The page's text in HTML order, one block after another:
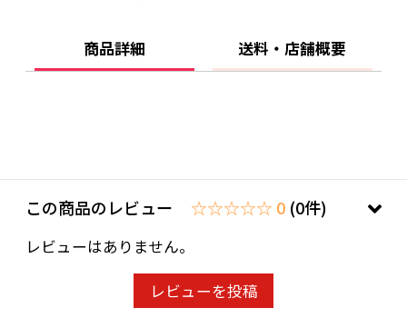
20歳未満の飲酒は法律で禁止されています。当
店は20歳未満の方への酒類の販売はいたしてお
ことよりモール会員で生年月日登録済みの方
は、お問い合わせ欄への入力は不要です。
商品詳細 送料・店舗概要
この商品のレビュー ☆☆☆☆☆ 0 (0件)
レビューはありません。
レビューを投稿